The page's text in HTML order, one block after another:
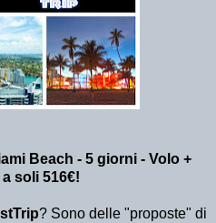
Beach - 5 giorni - Volo +
a soli 516€!
? Sono delle "proposte" di